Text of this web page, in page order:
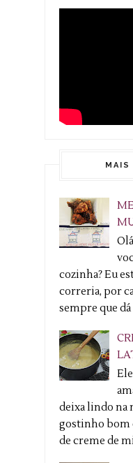
MAIS
cozinha? Eu
correria, por
sempre que dá
deixa lindo na
gostinho bom
de creme de